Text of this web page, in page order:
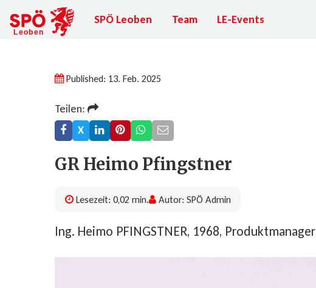
SPÖ Leoben Team LE-Events
Published: 13. Feb. 2025
Teilen:
X
GR Heimo Pfingstner
Lesezeit: 0,02 min. Autor: SPÖ Admin
Ing. Heimo PFINGSTNER, 1968, Produktmanager